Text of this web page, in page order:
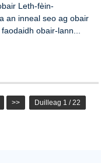
Leth-fèin-
an inneal seo ag obair
obair-lann...
>> Duilleag 1 / 22